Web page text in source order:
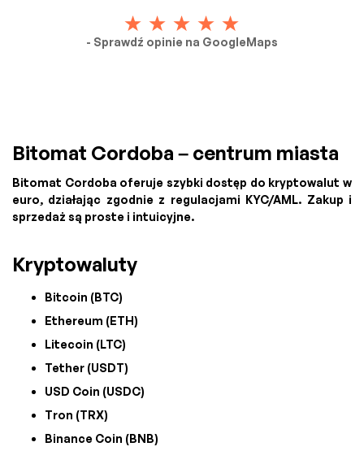
- Sprawdź opinie na GoogleMaps
Bitomat Cordoba – centrum miasta
Bitomat Cordoba oferuje szybki dostęp do kryptowalut w
euro, działając zgodnie z regulacjami KYC/AML. Zakup i
sprzedaż są proste i intuicyjne.
Kryptowaluty
Bitcoin (BTC)
Ethereum (ETH)
Litecoin (LTC)
Tether (USDT)
USD Coin (USDC)
Tron (TRX)
Binance Coin (BNB)